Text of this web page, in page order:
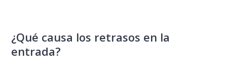
¿Qué causa los retrasos en la
entrada?